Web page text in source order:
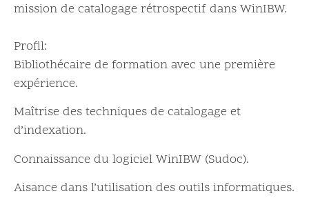
mission de catalogage rétrospectif dans WinIBW.
Profil:
Bibliothécaire de formation avec une première
expérience.
Maîtrise des techniques de catalogage et
d’indexation.
Connaissance du logiciel WinIBW (Sudoc).
Aisance dans l’utilisation des outils informatiques.